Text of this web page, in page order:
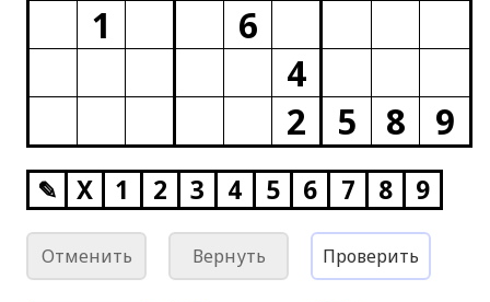
1
6
4
2
5 8 9
✎ X 1 2 3 4 5 6 7 8 9
Отменить Вернуть Проверить